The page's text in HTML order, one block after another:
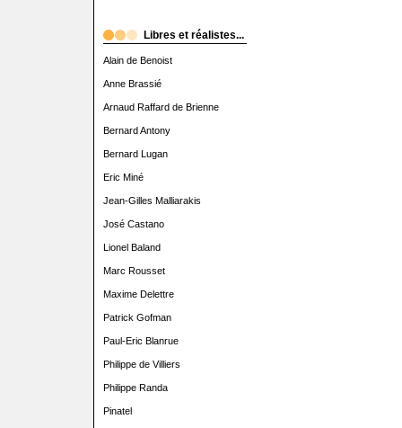
Libres et réalistes...
Alain de Benoist
Anne Brassié
Arnaud Raffard de Brienne
Bernard Antony
Bernard Lugan
Eric Miné
Jean-Gilles Malliarakis
José Castano
Lionel Baland
Marc Rousset
Maxime Delettre
Patrick Gofman
Paul-Eric Blanrue
Philippe de Villiers
Philippe Randa
Pinatel